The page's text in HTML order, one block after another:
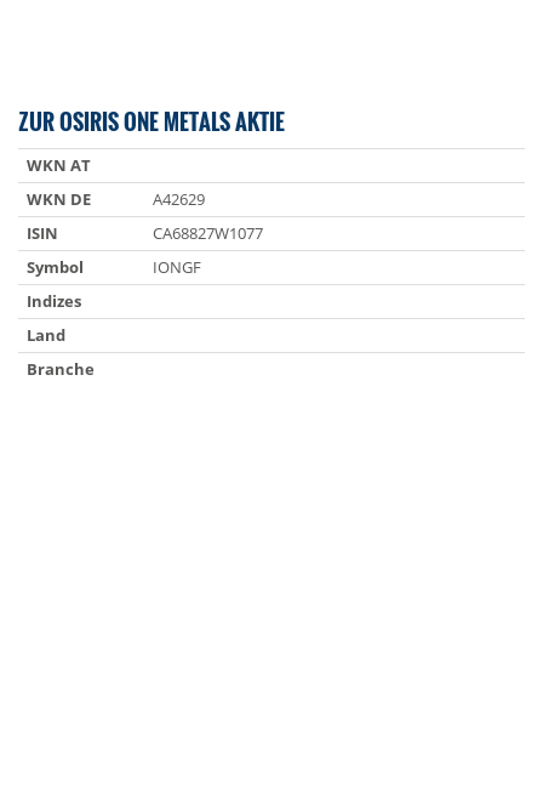
ZUR OSIRIS ONE METALS AKTIE
WKN AT
WKN DE
A42629
ISIN
CA68827W1077
Symbol
IONGF
Indizes
Land
Branche